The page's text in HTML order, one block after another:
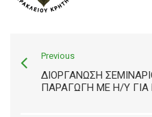
Previous
ΔΙΟΡΓΆΝΩΣΗ
ΠΑΡΑΓΩΓΗ ΜΕ Η/Υ ΓΙΑ